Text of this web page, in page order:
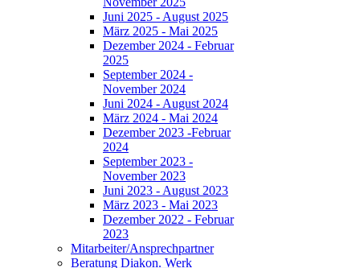
Juni 2025 - August 2025
März 2025 - Mai 2025
Dezember 2024 - Februar
2025
September 2024 -
November 2024
Juni 2024 - August 2024
März 2024 - Mai 2024
Dezember 2023 -Februar
2024
September 2023 -
November 2023
Juni 2023 - August 2023
März 2023 - Mai 2023
Dezember 2022 - Februar
2023
Mitarbeiter/Ansprechpartner
Beratung Diakon. Werk